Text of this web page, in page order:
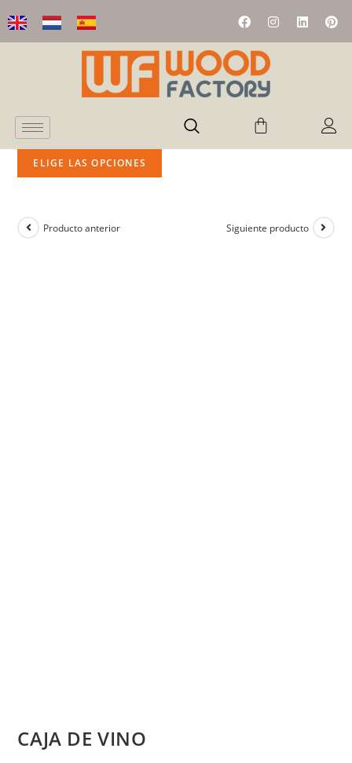
ELIGE LAS OPCIONES
Producto anterior Siguiente producto
CAJA DE VINO